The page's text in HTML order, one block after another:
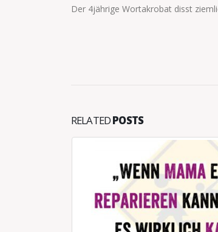
Der 4jährige Wortakrobat disst
RELATEDPOSTS